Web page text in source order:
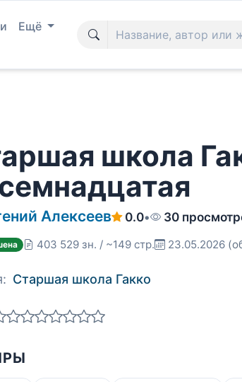
Ещё
школа
Алексеев 0.0• 30
403 529 зн. / ~149 стр. 23.05.2026
Старшая школа Гакко